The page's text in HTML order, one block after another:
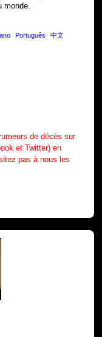
monde.
Português 中文
de décès sur
et Twitter) en
pas à nous les